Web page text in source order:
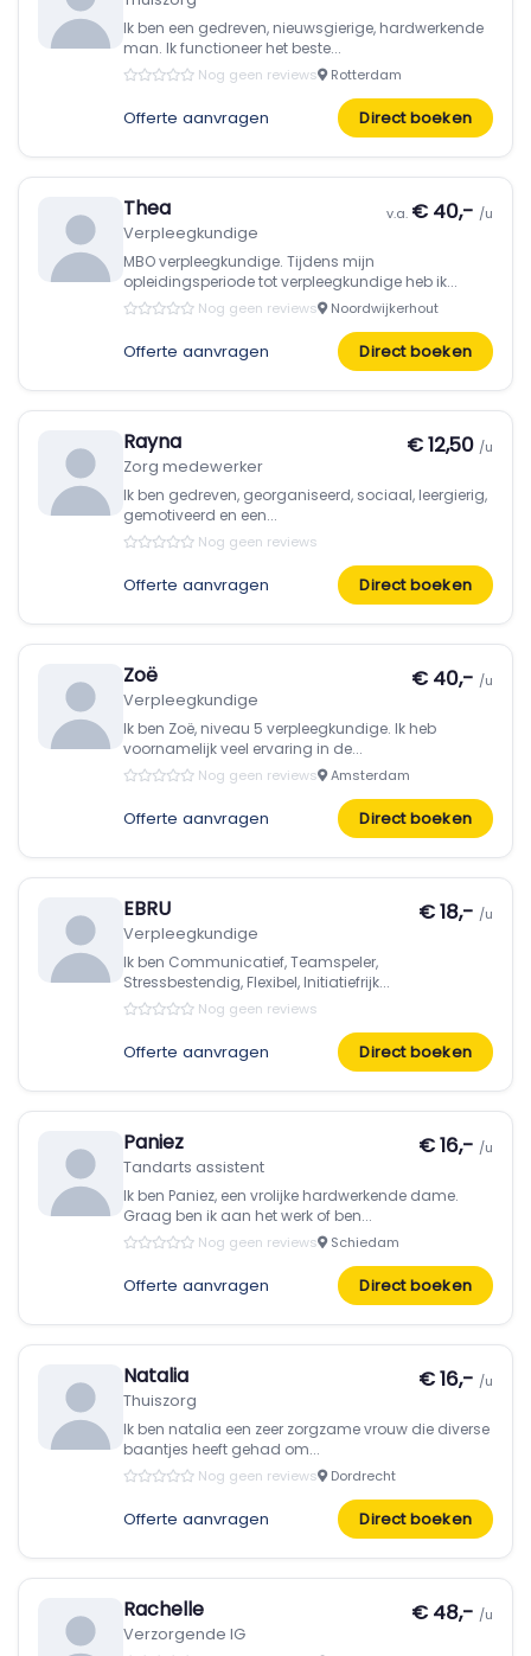
Ik ben een gedreven, nieuwsgierige, hardwerkende
man. Ik functioneer het beste...
Nog geen reviews Rotterdam
Offerte aanvragen Direct boeken
Thea
Verpleegkundige
v.a. € 40,- /u
MBO verpleegkundige. Tijdens mijn
opleidingsperiode tot verpleegkundige heb ik...
Nog geen reviews Noordwijkerhout
Offerte aanvragen Direct boeken
Rayna
Zorg medewerker
€ 12,50 /u
Ik ben gedreven, georganiseerd, sociaal, leergierig,
gemotiveerd en een...
Nog geen reviews
Offerte aanvragen Direct boeken
Zoë
Verpleegkundige
€ 40,- /u
Ik ben Zoë, niveau 5 verpleegkundige. Ik heb
voornamelijk veel ervaring in de...
Nog geen reviews Amsterdam
Offerte aanvragen Direct boeken
EBRU
Verpleegkundige
€ 18,- /u
Ik ben Communicatief, Teamspeler,
Stressbestendig, Flexibel, Initiatiefrijk...
Nog geen reviews
Offerte aanvragen Direct boeken
Paniez
Tandarts assistent
€ 16,- /u
Ik ben Paniez, een vrolijke hardwerkende dame.
Graag ben ik aan het werk of ben...
Nog geen reviews Schiedam
Offerte aanvragen Direct boeken
Natalia
Thuiszorg
€ 16,- /u
Ik ben natalia een zeer zorgzame vrouw die diverse
baantjes heeft gehad om...
Nog geen reviews Dordrecht
Offerte aanvragen Direct boeken
Rachelle
Verzorgende IG
€ 48,- /u